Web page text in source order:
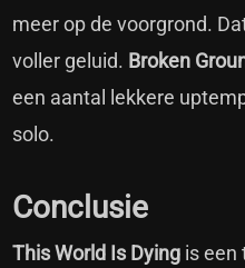
meer op de voorgrond.
voller geluid. Broken
een aantal lekkere
solo.
Conclusie
This World Is Dying is een